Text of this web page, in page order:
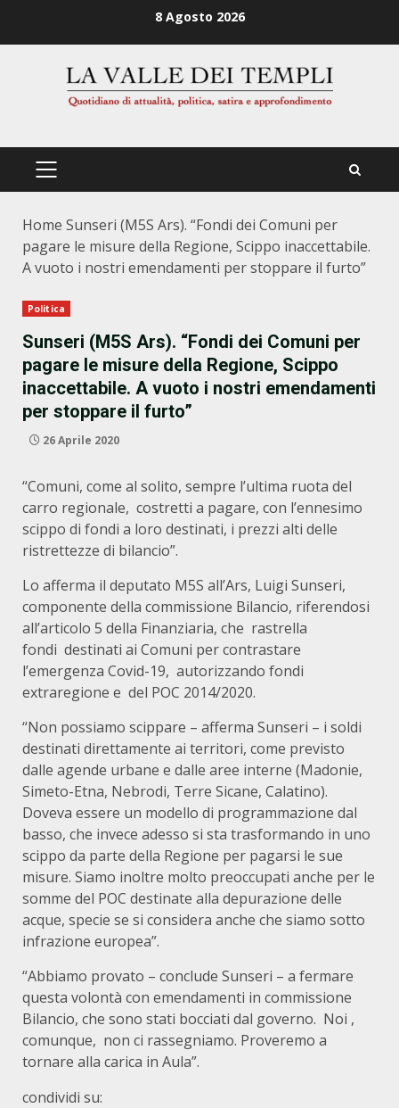
8 Agosto 2026
PRIMÄRES
Home Sunseri (M5S Ars). “Fondi dei Comuni per
pagare le misure della Regione, Scippo inaccettabile.
A vuoto i nostri emendamenti per stoppare il furto”
Politica
Sunseri (M5S Ars). “Fondi dei Comuni per
pagare le misure della Regione, Scippo
inaccettabile. A vuoto i nostri emendamenti
per stoppare il furto”
26 Aprile 2020
“Comuni, come al solito, sempre l’ultima ruota del
carro regionale, costretti a pagare, con l’ennesimo
scippo di fondi a loro destinati, i prezzi alti delle
ristrettezze di bilancio”.
Lo afferma il deputato M5S all’Ars, Luigi Sunseri,
componente della commissione Bilancio, riferendosi
all’articolo 5 della Finanziaria, che rastrella
fondi destinati ai Comuni per contrastare
l’emergenza Covid-19, autorizzando fondi
extraregione e del POC 2014/2020.
“Non possiamo scippare – afferma Sunseri – i soldi
destinati direttamente ai territori, come previsto
dalle agende urbane e dalle aree interne (Madonie,
Simeto-Etna, Nebrodi, Terre Sicane, Calatino).
Doveva essere un modello di programmazione dal
basso, che invece adesso si sta trasformando in uno
scippo da parte della Regione per pagarsi le sue
misure. Siamo inoltre molto preoccupati anche per le
somme del POC destinate alla depurazione delle
acque, specie se si considera anche che siamo sotto
infrazione europea”.
“Abbiamo provato – conclude Sunseri – a fermare
questa volontà con emendamenti in commissione
Bilancio, che sono stati bocciati dal governo. Noi ,
comunque, non ci rassegniamo. Proveremo a
tornare alla carica in Aula”.
condividi su: